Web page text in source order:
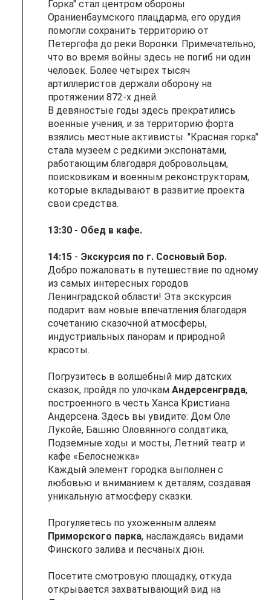
Горка" стал центром обороны
Ораниенбаумского плацдарма, его орудия
помогли сохранить территорию от
Петергофа до реки Воронки. Примечательно,
что во время войны здесь не погиб ни один
человек. Более четырех тысяч
артиллеристов держали оборону на
протяжении 872-х дней.
В девяностые годы здесь прекратились
военные учения, и за территорию форта
взялись местные активисты. "Красная горка"
стала музеем с редкими экспонатами,
работающим благодаря добровольцам,
поисковикам и военным реконструкторам,
которые вкладывают в развитие проекта
свои средства.
13:30 - Обед в кафе.
14:15 - Экскурсия по г. Сосновый Бор.
Добро пожаловать в путешествие по одному
из самых интересных городов
Ленинградской области! Эта экскурсия
подарит вам новые впечатления благодаря
сочетанию сказочной атмосферы,
индустриальных панорам и природной
красоты.
Погрузитесь в волшебный мир датских
сказок, пройдя по улочкам Андерсенграда,
построенного в честь Ханса Кристиана
Андерсена. Здесь вы увидите: Дом Оле
Лукойе, Башню Оловянного солдатика,
Подземные ходы и мосты, Летний театр и
кафе «Белоснежка»
Каждый элемент городка выполнен с
любовью и вниманием к деталям, создавая
уникальную атмосферу сказки.
Прогуляетесь по ухоженным аллеям
Приморского парка, наслаждаясь видами
Финского залива и песчаных дюн.
Посетите смотровую площадку, откуда
открывается захватывающий вид на